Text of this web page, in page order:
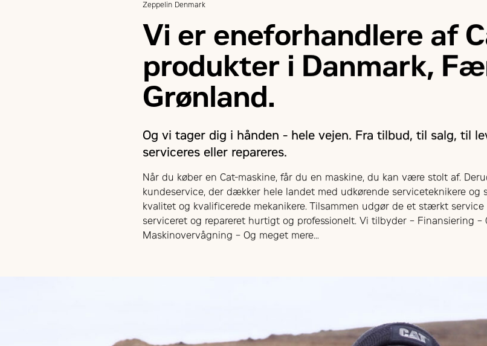
Zeppelin Denmark
Vi er eneforhandlere af
produkter i Danmark,
Grønland.
Og vi tager dig i hånden - hele vejen. Fra tilbud, til salg, til
serviceres eller repareres.
Når du køber en Cat-maskine, får du en maskine, du kan være stolt af.
kundeservice, der dækker hele landet med udkørende serviceteknikere
kvalitet og kvalificerede mekanikere. Tilsammen udgør de et stærkt
serviceret og repareret hurtigt og professionelt. Vi tilbyder – Finansiering –
Maskinovervågning – Og meget mere…